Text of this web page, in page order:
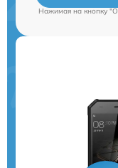
Нажимая на кнопку